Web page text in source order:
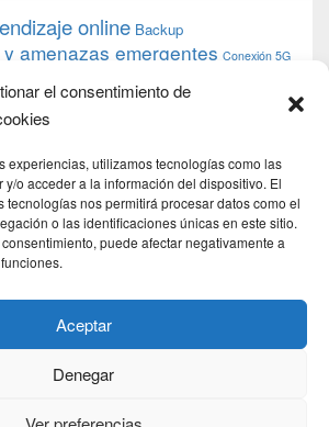
el consentimiento de
experiencias, utilizamos tecnologías como las
o acceder a la información del dispositivo. El
tecnologías nos permitirá procesar datos como el
o las identificaciones únicas en este sitio.
puede afectar negativamente a
Aceptar
Denegar
online Backup
amenazas emergentes Conexión 5G
debian desarrollo web
Google
iphone
Raspberryraspberrypi
Servidor Web Sostenibilidad
Tecnología torrent
ubuntu server Windows